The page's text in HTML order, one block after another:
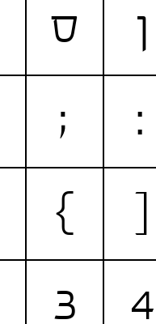
ן ס
:
;
}
4
3